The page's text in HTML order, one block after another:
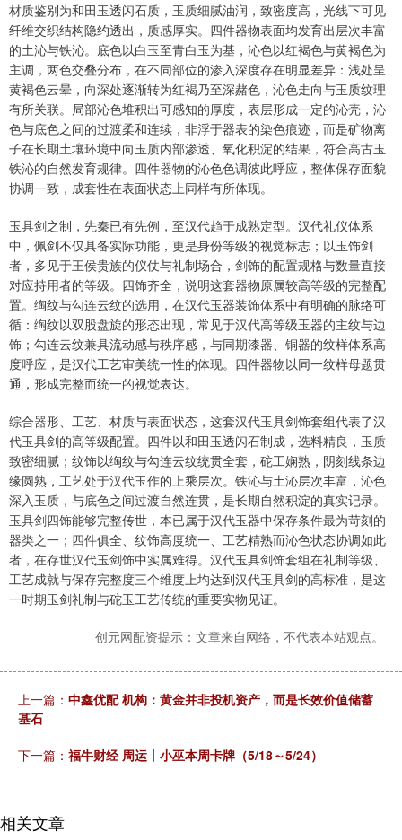
材质鉴别为和田玉透闪石质，玉质细腻油润，致密度高，光线下可见
纤维交织结构隐约透出，质感厚实。四件器物表面均发育出层次丰富
的土沁与铁沁。底色以白玉至青白玉为基，沁色以红褐色与黄褐色为
主调，两色交叠分布，在不同部位的渗入深度存在明显差异：浅处呈
黄褐色云晕，向深处逐渐转为红褐乃至深赭色，沁色走向与玉质纹理
有所关联。局部沁色堆积出可感知的厚度，表层形成一定的沁壳，沁
色与底色之间的过渡柔和连续，非浮于器表的染色痕迹，而是矿物离
子在长期土壤环境中向玉质内部渗透、氧化积淀的结果，符合高古玉
铁沁的自然发育规律。四件器物的沁色色调彼此呼应，整体保存面貌
协调一致，成套性在表面状态上同样有所体现。
玉具剑之制，先秦已有先例，至汉代趋于成熟定型。汉代礼仪体系
中，佩剑不仅具备实际功能，更是身份等级的视觉标志；以玉饰剑
者，多见于王侯贵族的仪仗与礼制场合，剑饰的配置规格与数量直接
对应持用者的等级。四饰齐全，说明这套器物原属较高等级的完整配
置。绹纹与勾连云纹的选用，在汉代玉器装饰体系中有明确的脉络可
循：绹纹以双股盘旋的形态出现，常见于汉代高等级玉器的主纹与边
饰；勾连云纹兼具流动感与秩序感，与同期漆器、铜器的纹样体系高
度呼应，是汉代工艺审美统一性的体现。四件器物以同一纹样母题贯
通，形成完整而统一的视觉表达。
综合器形、工艺、材质与表面状态，这套汉代玉具剑饰套组代表了汉
代玉具剑的高等级配置。四件以和田玉透闪石制成，选料精良，玉质
致密细腻；纹饰以绹纹与勾连云纹统贯全套，砣工娴熟，阴刻线条边
缘圆熟，工艺处于汉代玉作的上乘层次。铁沁与土沁层次丰富，沁色
深入玉质，与底色之间过渡自然连贯，是长期自然积淀的真实记录。
玉具剑四饰能够完整传世，本已属于汉代玉器中保存条件最为苛刻的
器类之一；四件俱全、纹饰高度统一、工艺精熟而沁色状态协调如此
者，在存世汉代玉剑饰中实属难得。汉代玉具剑饰套组在礼制等级、
工艺成就与保存完整度三个维度上均达到汉代玉具剑的高标准，是这
一时期玉剑礼制与砣玉工艺传统的重要实物见证。
创元网配资提示：文章来自网络，不代表本站观点。
上一篇： 中鑫优配 机构：黄金并非投机资产，而是长效价值储蓄
基石
下一篇： 福牛财经 周运丨小巫本周卡牌（5/18～5/24）
相关文章